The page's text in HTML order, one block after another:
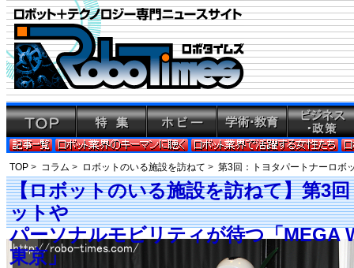
TOP > コラム > ロボットのいる施設を訪ねて > 第3回：トヨタパートナーロボ
【ロボットのいる施設を訪ねて】第3
ットや
パーソナルモビリティが待つ「MEGA
東京」